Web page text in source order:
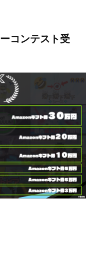
コンテスト受